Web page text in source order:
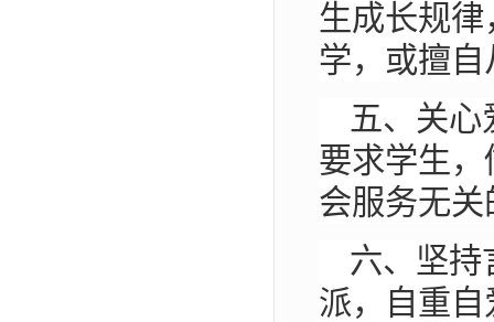
生成长规
学，或擅
五、关
要求学生
会服务无
六、坚持
派，自重